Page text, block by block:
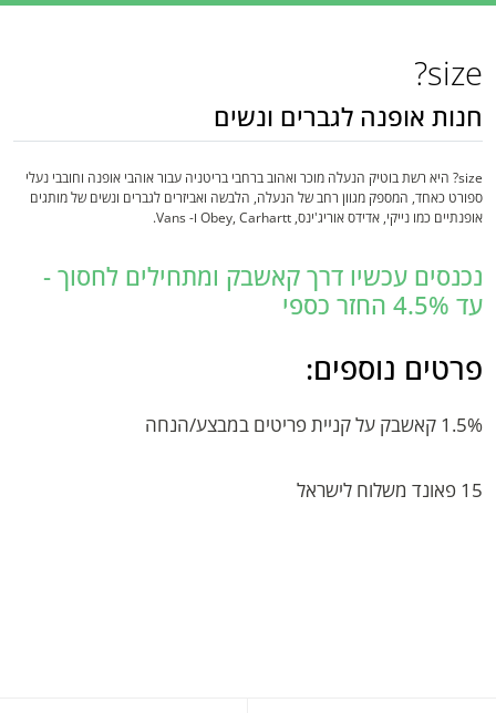
size?
חנות אופנה לגברים ונשים
size? היא רשת בוטיק הנעלה מוכר ואהוב ברחבי בריטניה עבור אוהבי אופנה וחובבי נעלי
ספורט כאחד, המספק מגוון רחב של הנעלה, הלבשה ואביזרים לגברים ונשים של מותגים
אופנתיים כמו נייקי, אדידס אוריג'ינס, Obey, Carhartt ו- Vans.
נכנסים עכשיו דרך קאשבק ומתחילים לחסוך -
עד 4.5% החזר כספי
פרטים נוספים:
1.5% קאשבק על קניית פריטים במבצע/הנחה
15 פאונד משלוח לישראל